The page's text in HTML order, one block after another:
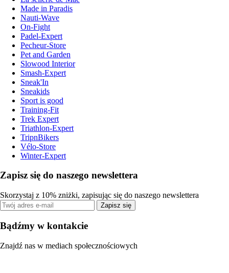
Made in Paradis
Nauti-Wave
On-Fight
Padel-Expert
Pecheur-Store
Pet and Garden
Slowood Interior
Smash-Expert
Sneak'In
Sneakids
Sport is good
Training-Fit
Trek Expert
Triathlon-Expert
TripnBikers
Vélo-Store
Winter-Expert
Zapisz się do naszego newslettera
Skorzystaj z 10% zniżki, zapisując się do naszego newslettera
Zapisz się
Bądźmy w kontakcie
Znajdź nas w mediach społecznościowych